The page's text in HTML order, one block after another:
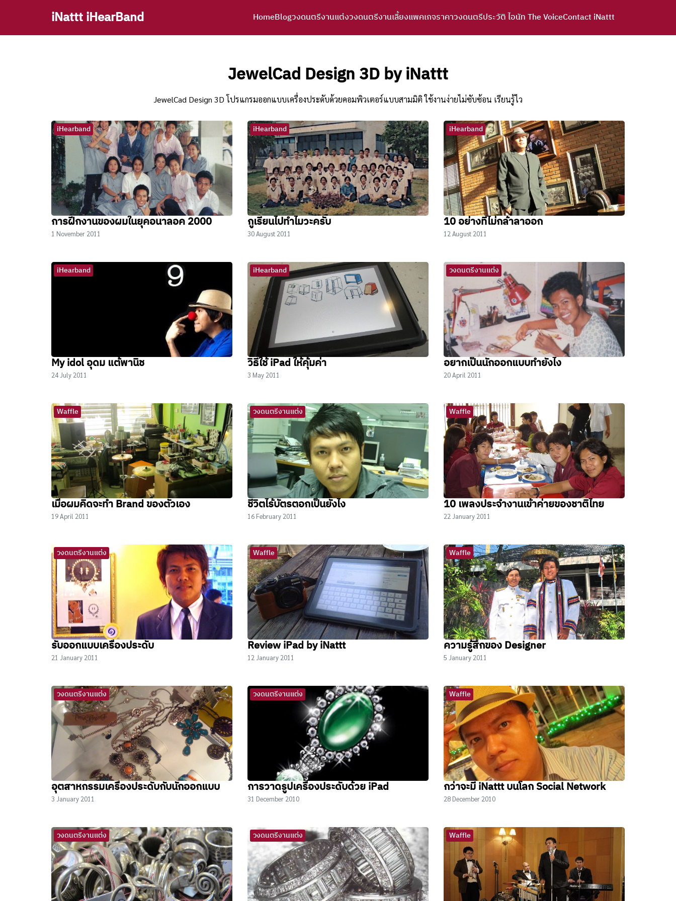
iNattt iHearBand HomeBlogวงดนตรีงานแต่งวงดนตรีงานเลี้ยงแพคเกจราคาวงดนตรีประวัติ ไอนัท The VoiceContact iNattt
Search
JewelCad Design 3D by iNattt
JewelCad Design 3D โปรแกรมออกแบบเครื่องประดับด้วยคอมพิวเตอร์แบบสามมิติ ใช้งานง่ายไม่ซับซ้อน เรียนรู้ไว
iHearband
การฝีกงานของผมในยุคอนาลอค 2000
1 November 2011
iHearband
กูเรียนไปทำไมวะครับ
30 August 2011
iHearband
10 อย่างที่ไม่กล้าลาออก
12 August 2011
iHearband
My idol อุดม แต้พานิช
24 July 2011
iHearband
วิธีใช้ iPad ให้คุ้มค่า
3 May 2011
วงดนตรีงานแต่ง
อยากเป็นนักออกแบบทำยังไง
20 April 2011
Waffle
เมื่อผมคิดจะทำ Brand ของตัวเอง
19 April 2011
วงดนตรีงานแต่ง
ชีวิตไร้บัตรตอกเป็นยังไง
16 February 2011
Waffle
10 เพลงประจำงานเข้าค่ายของชาติไทย
22 January 2011
วงดนตรีงานแต่ง
รับออกแบบเครื่องประดับ
21 January 2011
Waffle
Review iPad by iNattt
12 January 2011
Waffle
ความรู้สึกของ Designer
5 January 2011
วงดนตรีงานแต่ง
อุตสาหกรรมเครื่องประดับกับนักออกแบบ
3 January 2011
วงดนตรีงานแต่ง
การวาดรูปเครื่องประดับด้วย iPad
31 December 2010
Waffle
กว่าจะมี iNattt บนโลก Social Network
28 December 2010
วงดนตรีงานแต่ง วงดนตรีงานแต่ง Waffle